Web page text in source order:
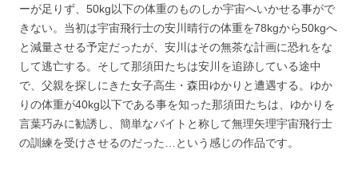
ーが足りず、50kg以下の体重のものしか宇宙へいかせる事がで
きない。当初は宇宙飛行士の安川晴行の体重を78kgから50kgへ
と減量させる予定だったが、安川はその無茶な計画に恐れをな
して逃亡する。そして那須田たちは安川を追跡している途中
で、父親を探しにきた女子高生・森田ゆかりと遭遇する。ゆか
りの体重が40kg以下である事を知った那須田たちは、ゆかりを
言葉巧みに勧誘し、簡単なバイトと称して無理矢理宇宙飛行士
の訓練を受けさせるのだった…という感じの作品です。